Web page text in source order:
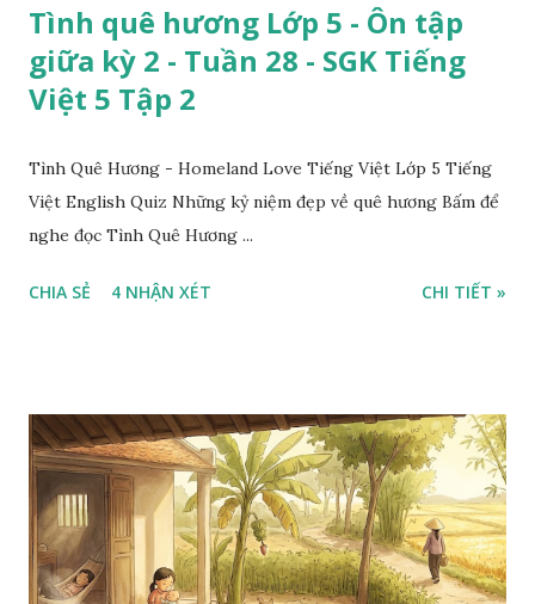
Tình quê hương Lớp 5 - Ôn tập
giữa kỳ 2 - Tuần 28 - SGK Tiếng
Việt 5 Tập 2
Tình Quê Hương - Homeland Love Tiếng Việt Lớp 5 Tiếng
Việt English Quiz Những kỷ niệm đẹp về quê hương Bấm để
nghe đọc Tình Quê Hương ...
CHIA SẺ 4 NHẬN XÉT CHI TIẾT »